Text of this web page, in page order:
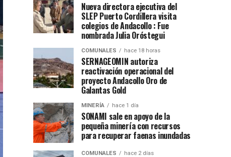
Nueva directora ejecutiva del
SLEP Puerto Cordillera visita
colegios de Andacollo : Fue
nombrada Julia Oróstegui
COMUNALES hace 18 horas
SERNAGEOMIN autoriza
reactivación operacional del
proyecto Andacollo Oro de
Galantas Gold
MINERÍA hace 1 día
SONAMI sale en apoyo de la
pequeña minería con recursos
para recuperar faenas inundadas
COMUNALES hace 2 días